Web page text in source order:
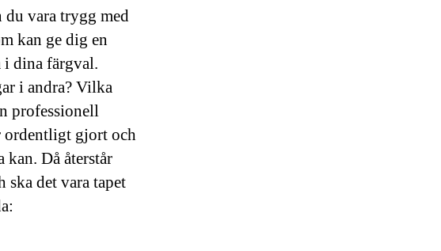
du vara trygg med
kan ge dig en
i dina färgval.
i andra? Vilka
professionell
ordentligt gjort och
kan. Då återstår
det vara tapet